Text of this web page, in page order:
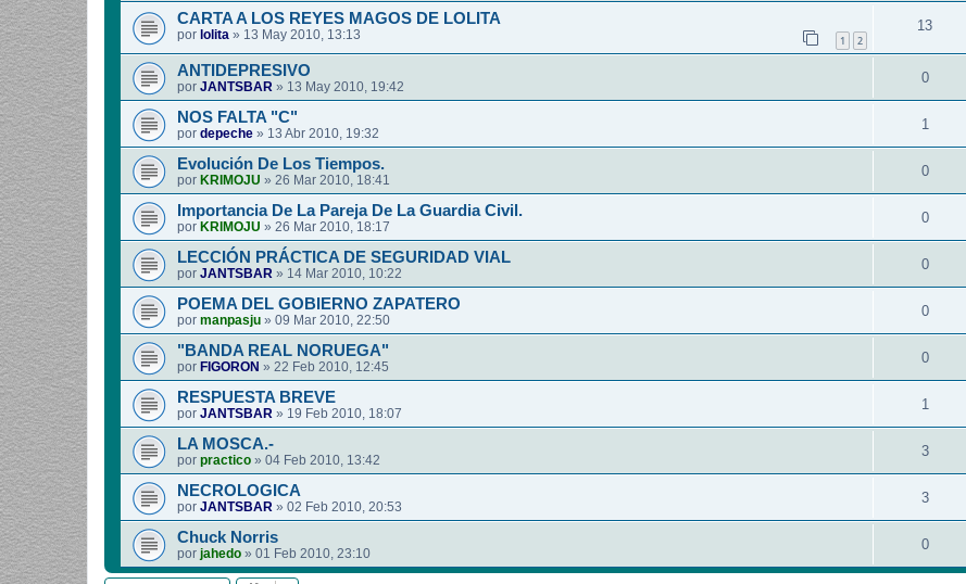
CARTA A LOS REYES MAGOS DE LOLITA
por lolita » 13 May 2010, 13:13 1 2
13
ANTIDEPRESIVO
por JANTSBAR » 13 May 2010, 19:42
0
NOS FALTA "C"
por depeche » 13 Abr 2010, 19:32
1
Evolución De Los Tiempos.
por KRIMOJU » 26 Mar 2010, 18:41
0
Importancia De La Pareja De La Guardia Civil.
por KRIMOJU » 26 Mar 2010, 18:17
0
LECCIÓN PRÁCTICA DE SEGURIDAD VIAL
por JANTSBAR » 14 Mar 2010, 10:22
0
POEMA DEL GOBIERNO ZAPATERO
por manpasju » 09 Mar 2010, 22:50
0
"BANDA REAL NORUEGA"
por FIGORON » 22 Feb 2010, 12:45
0
RESPUESTA BREVE
por JANTSBAR » 19 Feb 2010, 18:07
1
LA MOSCA.-
por practico » 04 Feb 2010, 13:42
3
NECROLOGICA
por JANTSBAR » 02 Feb 2010, 20:53
3
Chuck Norris
por jahedo » 01 Feb 2010, 23:10
0